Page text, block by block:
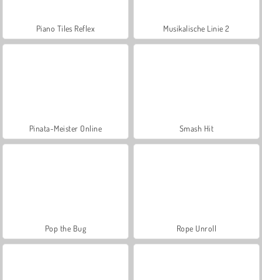
Piano Tiles Reflex Musikalische Linie 2
Pinata-Meister Online Smash Hit
Pop the Bug Rope Unroll